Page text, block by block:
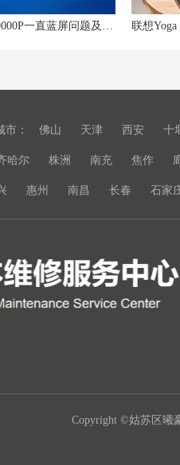
： 佛山 天津 西安 十
哈尔 株洲 南充 焦作
惠州 南昌 长春 石家
Copyright ©姑苏区曦